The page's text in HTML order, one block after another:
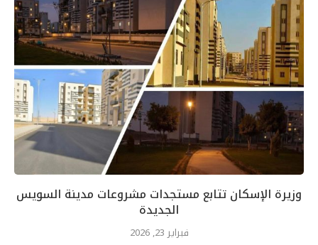
وزيرة الإسكان تتابع مستجدات مشروعات مدينة السويس
الجديدة
فبراير 23, 2026